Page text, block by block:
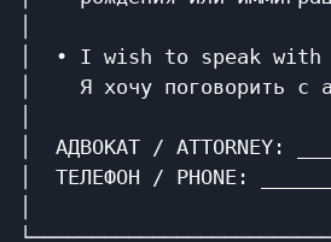
│  • I wish to speak
│    Я хочу
│  АДВОКАТ / ATTORNEY:
│  ТЕЛЕФОН / PHONE: